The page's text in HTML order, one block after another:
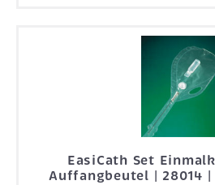
EasiCath Set
Auffangbeutel | 28014 |